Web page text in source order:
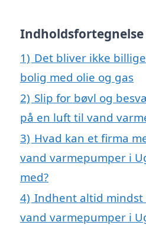
Indholdsfortegnelse
1) Det bliver ikke
bolig med olie og gas
2) Slip for bøvl og
på en luft til vand
3) Hvad kan et firma
vand varmepumper i
med?
4) Indhent altid
vand varmepumper i